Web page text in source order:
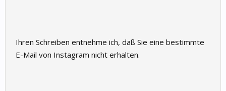
Ihren Schreiben entnehme ich, daß Sie eine bestimmte
E-Mail von Instagram nicht erhalten.